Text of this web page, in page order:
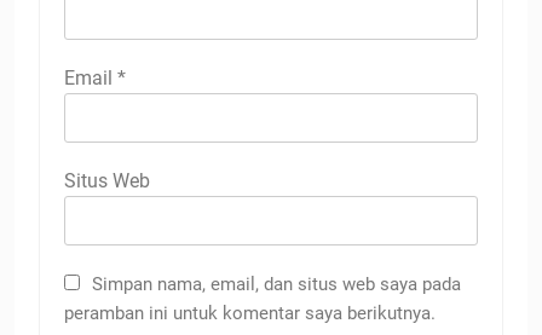
Email *
Situs Web
Simpan nama, email, dan situs web saya pada
peramban ini untuk komentar saya berikutnya.